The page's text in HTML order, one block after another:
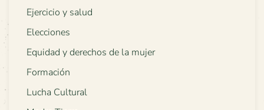
Ejercicio y salud
Elecciones
Equidad y derechos de la mujer
Formación
Lucha Cultural